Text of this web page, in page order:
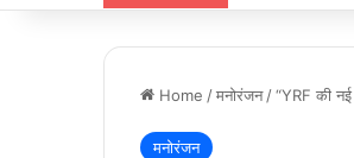
Home /मनोरंजन /“YRF की
मनोरंजन